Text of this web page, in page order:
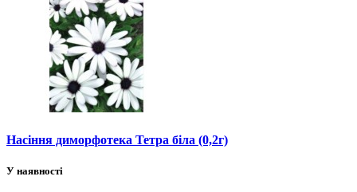
Насіння диморфотека Тетра біла (0,2г)
У наявності